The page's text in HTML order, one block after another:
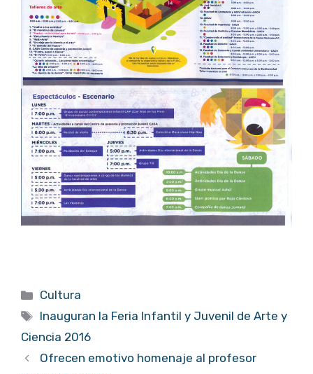
Categorías
Cultura
Etiquetas
Inauguran la Feria Infantil y Juvenil de Arte y
Ciencia 2016
Ofrecen emotivo homenaje al profesor